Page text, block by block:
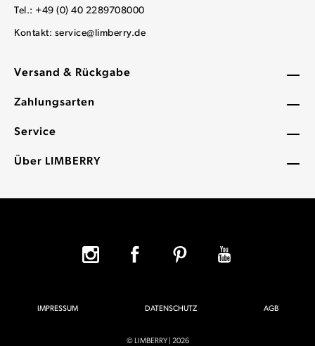
Versand & Rückgabe
Zahlungsarten
Service
Über LIMBERRY
Tel.: +49 (0) 40 2289708000
Kontakt: service@limberry.de
IMPRESSUM DATENSCHUTZ AGB
© LIMBERRY | 2026